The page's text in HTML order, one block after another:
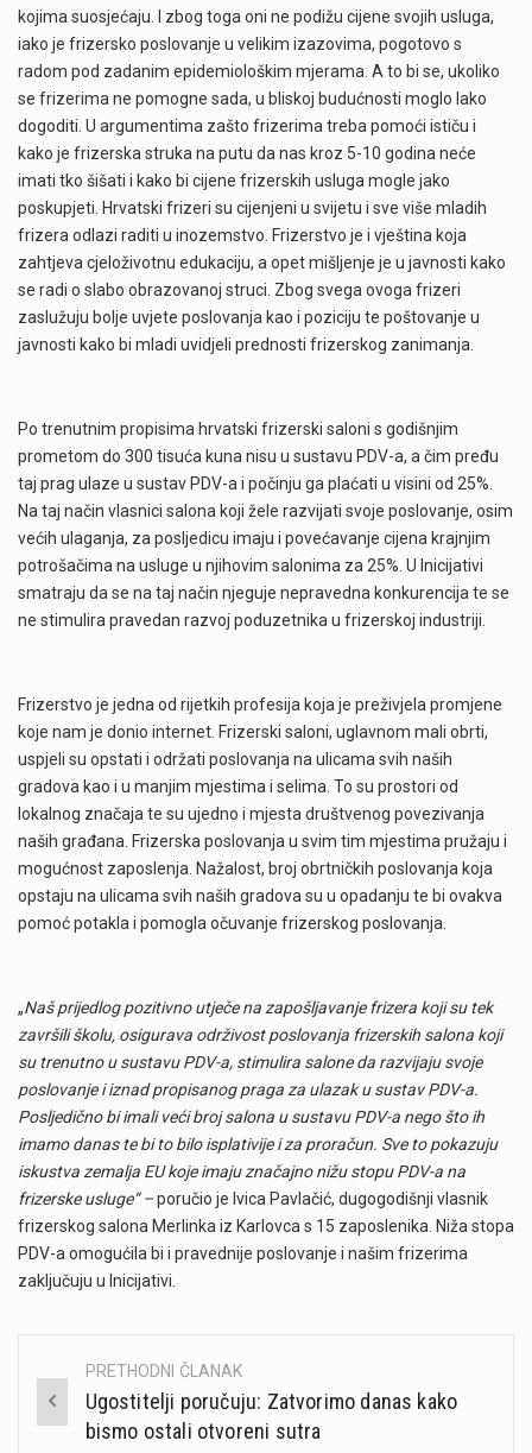
kojima suosjećaju. I zbog toga oni ne podižu cijene svojih usluga,
iako je frizersko poslovanje u velikim izazovima, pogotovo s
radom pod zadanim epidemiološkim mjerama. A to bi se, ukoliko
se frizerima ne pomogne sada, u bliskoj budućnosti moglo lako
dogoditi. U argumentima zašto frizerima treba pomoći ističu i
kako je frizerska struka na putu da nas kroz 5-10 godina neće
imati tko šišati i kako bi cijene frizerskih usluga mogle jako
poskupjeti. Hrvatski frizeri su cijenjeni u svijetu i sve više mladih
frizera odlazi raditi u inozemstvo. Frizerstvo je i vještina koja
zahtjeva cjeloživotnu edukaciju, a opet mišljenje je u javnosti kako
se radi o slabo obrazovanoj struci. Zbog svega ovoga frizeri
zaslužuju bolje uvjete poslovanja kao i poziciju te poštovanje u
javnosti kako bi mladi uvidjeli prednosti frizerskog zanimanja.
Po trenutnim propisima hrvatski frizerski saloni s godišnjim
prometom do 300 tisuća kuna nisu u sustavu PDV-a, a čim pređu
taj prag ulaze u sustav PDV-a i počinju ga plaćati u visini od 25%.
Na taj način vlasnici salona koji žele razvijati svoje poslovanje, osim
većih ulaganja, za posljedicu imaju i povećavanje cijena krajnjim
potrošačima na usluge u njihovim salonima za 25%. U Inicijativi
smatraju da se na taj način njeguje nepravedna konkurencija te se
ne stimulira pravedan razvoj poduzetnika u frizerskoj industriji.
Frizerstvo je jedna od rijetkih profesija koja je preživjela promjene
koje nam je donio internet. Frizerski saloni, uglavnom mali obrti,
uspjeli su opstati i održati poslovanja na ulicama svih naših
gradova kao i u manjim mjestima i selima. To su prostori od
lokalnog značaja te su ujedno i mjesta društvenog povezivanja
naših građana. Frizerska poslovanja u svim tim mjestima pružaju i
mogućnost zaposlenja. Nažalost, broj obrtničkih poslovanja koja
opstaju na ulicama svih naših gradova su u opadanju te bi ovakva
pomoć potakla i pomogla očuvanje frizerskog poslovanja.
„Naš prijedlog pozitivno utječe na zapošljavanje frizera koji su tek
završili školu, osigurava održivost poslovanja frizerskih salona koji
su trenutno u sustavu PDV-a, stimulira salone da razvijaju svoje
poslovanje i iznad propisanog praga za ulazak u sustav PDV-a.
Posljedično bi imali veći broj salona u sustavu PDV-a nego što ih
imamo danas te bi to bilo isplativije i za proračun. Sve to pokazuju
iskustva zemalja EU koje imaju značajno nižu stopu PDV-a na
frizerske usluge“ –poručio je Ivica Pavlačić, dugogodišnji vlasnik
frizerskog salona Merlinka iz Karlovca s 15 zaposlenika. Niža stopa
PDV-a omogućila bi i pravednije poslovanje i našim frizerima
zaključuju u Inicijativi.
Post
navigation
PRETHODNI ČLANAK
Ugostitelji poručuju: Zatvorimo danas kako
bismo ostali otvoreni sutra